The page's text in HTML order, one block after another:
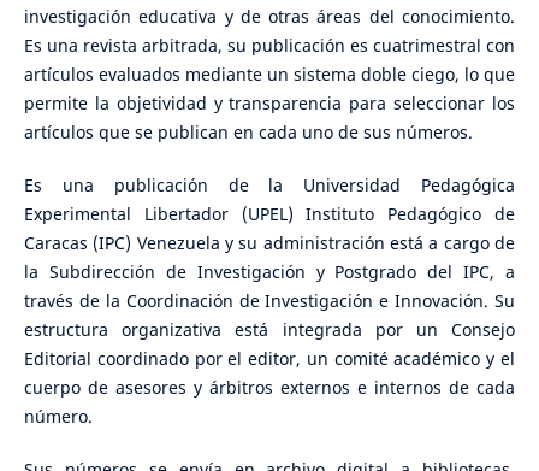
investigación educativa y de otras áreas del conocimiento.
Es una revista arbitrada, su publicación es cuatrimestral con
artículos evaluados mediante un sistema doble ciego, lo que
permite la objetividad y transparencia para seleccionar los
artículos que se publican en cada uno de sus números.
Es una publicación de la Universidad Pedagógica
Experimental Libertador (UPEL) Instituto Pedagógico de
Caracas (IPC) Venezuela y su administración está a cargo de
la Subdirección de Investigación y Postgrado del IPC, a
través de la Coordinación de Investigación e Innovación. Su
estructura organizativa está integrada por un Consejo
Editorial coordinado por el editor, un comité académico y el
cuerpo de asesores y árbitros externos e internos de cada
número.